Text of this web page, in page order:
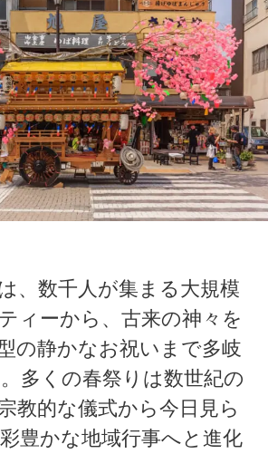
、数千人が集まる大規模
ィーから、古来の神々を
の静かなお祝いまで多岐
多くの春祭りは数世紀の
教的な儀式から今日見ら
豊かな地域行事へと進化